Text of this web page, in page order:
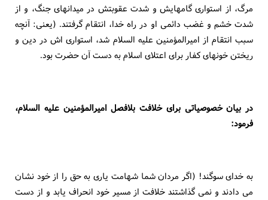
مرگ، از استوارى گامهايش و شدت عقوبتش در ميدانهاى جنگ، و از
شدت خشم و غضب دائمى او در راه خدا، انتقام گرفتند. (يعنى: آنچه
سبب انتقام از اميرالمؤمنين عليه السلام شد، استوارى اش در دين و
ريختن خونهاى كفار براى اعتلاى اسلام به دست آن حضرت بود.
در بيان خصوصياتى براى خلافت بلافصل اميرالمؤمنين عليه السلام،
فرمود:
به خداى سوگند! (اگر مردان شما شهامت يارى به حق را از خود نشان
مى دادند و نمى گذاشتند خلافت از مسير خود انحراف يابد و از دست